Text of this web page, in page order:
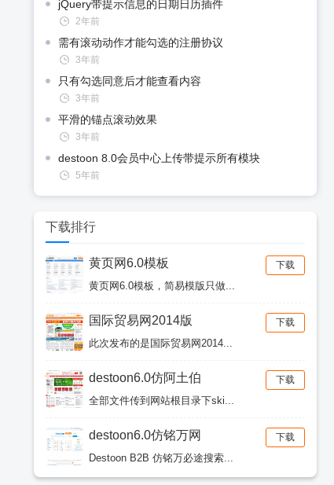
jQuery带提示信息的日期日历插件
2年前
需有滚动动作才能勾选的注册协议
3年前
只有勾选同意后才能查看内容
3年前
平滑的锚点滚动效果
3年前
destoon 8.0会员中心上传带提示所有模块
5年前
下载排行
黄页网6.0模板 下载
黄页网6.0模板，简易模版只做...
国际贸易网2014版 下载
此次发布的是国际贸易网2014...
destoon6.0仿阿土伯 下载
全部文件传到网站根目录下ski...
destoon6.0仿铭万网 下载
Destoon B2B 仿铭万必途搜索...